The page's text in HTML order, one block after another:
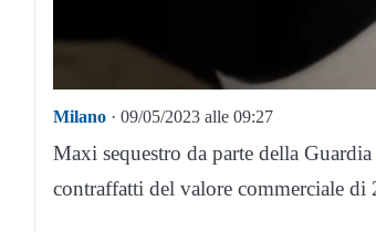
Milano · 09/05/2023 alle 09:27
Maxi sequestro da parte della
contraffatti del valore commerciale di